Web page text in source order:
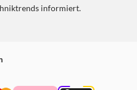
informiert.